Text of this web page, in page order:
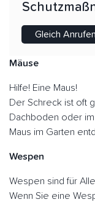
Gleich Anrufen
Mäuse
Hilfe! Eine Maus!
Der Schreck ist oft
Dachboden oder
Maus im Garten
Wespen
Wespen sind für
Wenn Sie eine